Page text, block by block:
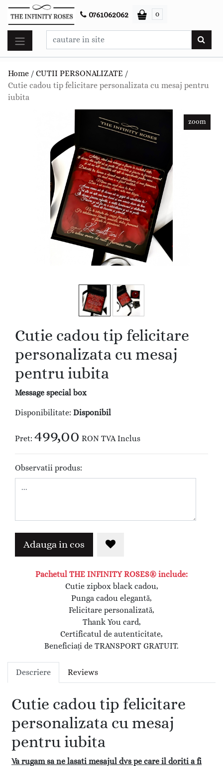
0761062062 0
Home / CUTII PERSONALIZATE /
Cutie cadou tip felicitare personalizata cu mesaj pentru
iubita
zoom
Cutie cadou tip felicitare
personalizata cu mesaj
pentru iubita
Message special box
Disponibilitate: Disponibil
Pret: 499,00 RON TVA Inclus
Observatii produs:
Adauga in cos
Pachetul THE INFINITY ROSES® include:
Cutie zipbox black cadou,
Punga cadou elegantă,
Felicitare personalizată,
Thank You card,
Certificatul de autenticitate,
Beneficiați de TRANSPORT GRATUIT.
Descriere Reviews
Cutie cadou tip felicitare
personalizata cu mesaj
pentru iubita
Va rugam sa ne lasati mesajul dvs pe care il doriti a fi